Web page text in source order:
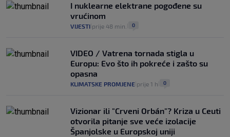
I nuklearne elektrane pogođene su
vrućinom
VIJESTI prije 48 min. 0
VIDEO / Vatrena tornada stigla u
Europu: Evo što ih pokreće i zašto su
opasna
KLIMATSKE PROMJENE prije 1 h 0
Vizionar ili "Crveni Orbán"? Kriza u Ceuti
otvorila pitanje sve veće izolacije
Španjolske u Europskoj uniji